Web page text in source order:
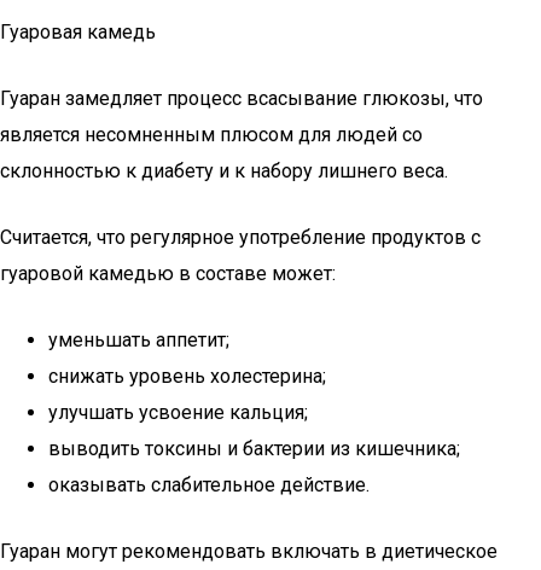
Гуаровая камедь
Гуаран замедляет процесс всасывание глюкозы, что
является несомненным плюсом для людей со
склонностью к диабету и к набору лишнего веса.
Считается, что регулярное употребление продуктов с
гуаровой камедью в составе может:
уменьшать аппетит;
снижать уровень холестерина;
улучшать усвоение кальция;
выводить токсины и бактерии из кишечника;
оказывать слабительное действие.
Гуаран могут рекомендовать включать в диетическое